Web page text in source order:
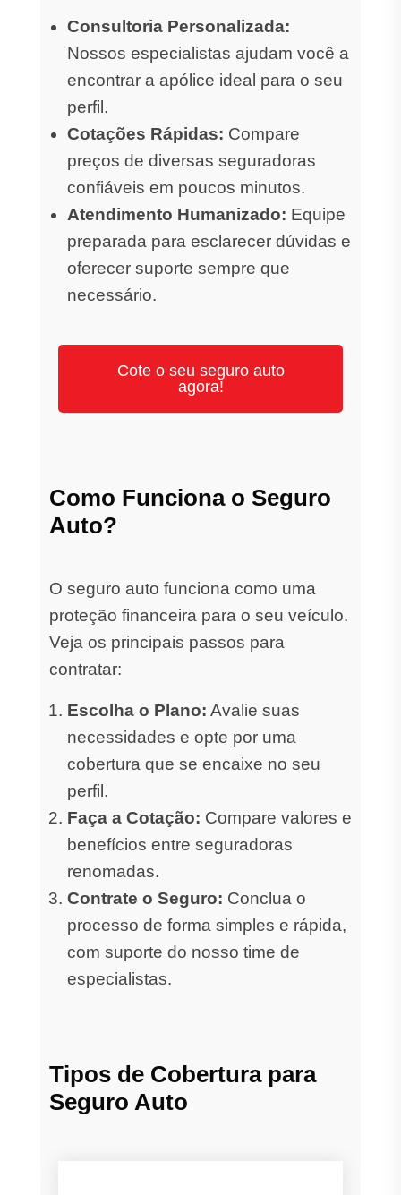
Consultoria Personalizada:
Nossos especialistas ajudam você a
encontrar a apólice ideal para o seu
perfil.
Cotações Rápidas: Compare
preços de diversas seguradoras
confiáveis em poucos minutos.
Atendimento Humanizado: Equipe
preparada para esclarecer dúvidas e
oferecer suporte sempre que
necessário.
Cote o seu seguro auto
agora!
Como Funciona o Seguro
Auto?
O seguro auto funciona como uma
proteção financeira para o seu veículo.
Veja os principais passos para
contratar:
Escolha o Plano: Avalie suas
necessidades e opte por uma
cobertura que se encaixe no seu
perfil.
Faça a Cotação: Compare valores e
benefícios entre seguradoras
renomadas.
Contrate o Seguro: Conclua o
processo de forma simples e rápida,
com suporte do nosso time de
especialistas.
Tipos de Cobertura para
Seguro Auto